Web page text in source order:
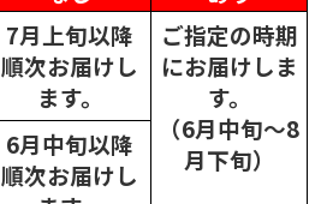
7月上旬以降
順次お届けし
ます。
ご指定の時期
にお届けしま
す。
（6月中旬～8
月下旬）
6月中旬以降
順次お届けし